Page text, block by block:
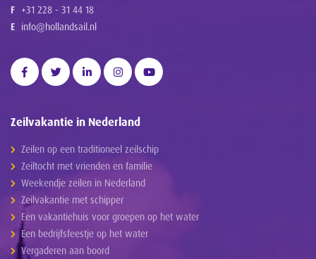
F +31 228 - 31 44 18
E info@hollandsail.nl
Zeilvakantie in Nederland
Zeilen op een traditioneel zeilschip
Zeiltocht met vrienden en familie
Weekendje zeilen in Nederland
Zeilvakantie met schipper
Een vakantiehuis voor groepen op het water
Een bedrijfsfeestje op het water
Vergaderen aan boord